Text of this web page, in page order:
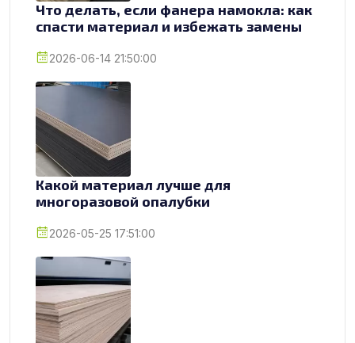
Что делать, если фанера намокла: как
спасти материал и избежать замены
2026-06-14 21:50:00
Какой материал лучше для
многоразовой опалубки
2026-05-25 17:51:00